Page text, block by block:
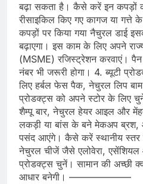
बढ़ा सकता है। कैसे करें इन कपड़ों
रीसाइकिल किए गए कागज या गत्ते
कपड़ों पर किया गया नैचुरल डाई
बढ़ाएगा। इस काम के लिए अपने
(MSME) रजिस्ट्रेशन करवाएं।
नंबर भी जरूरी होगा। 4. ब्यूटी
लिए हर्बल फेस पैक, नेचुरल लिप बाम
प्रोडक्ट्स को अपने स्टोर के लिए
शैम्पू बार, नेचुरल हेयर आइल और
लकड़ी या बांस के बने मेकअप ब्रश,
पसंद आएंगे। कैसे करें स्थानीय स्तर
नेचुरल चीजें जैसे एलोवेरा,
प्रोडक्ट्स चुनें। सामान की अच्छी
आधार बनेगी। ——————–